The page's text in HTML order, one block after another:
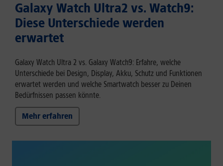
Galaxy Watch Ultra2 vs. Watch9:
Diese Unterschiede werden
erwartet
Galaxy Watch Ultra 2 vs. Galaxy Watch9: Erfahre, welche
Unterschiede bei Design, Display, Akku, Schutz und Funktionen
erwartet werden und welche Smartwatch besser zu Deinen
Bedürfnissen passen könnte.
Mehr erfahren